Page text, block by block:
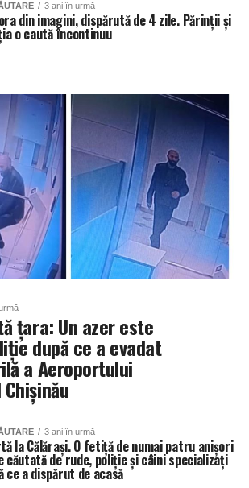
3 ani în urmă
din imagini, dispărută de 4 zile. Părinții și
o caută încontinuu
țara: Un azer este
după ce a evadat
a Aeroportului
3 ani în urmă
la Călărași. O fetiță de numai patru anișori
căutată de rude, poliție și câini specializați
ce a dispărut de acasă